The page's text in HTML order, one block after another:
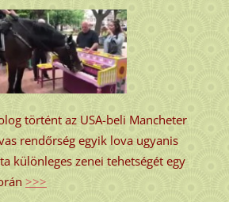
történt az USA-beli Mancheter
rendőrség egyik lova ugyanis
különleges zenei tehetségét egy
>>>